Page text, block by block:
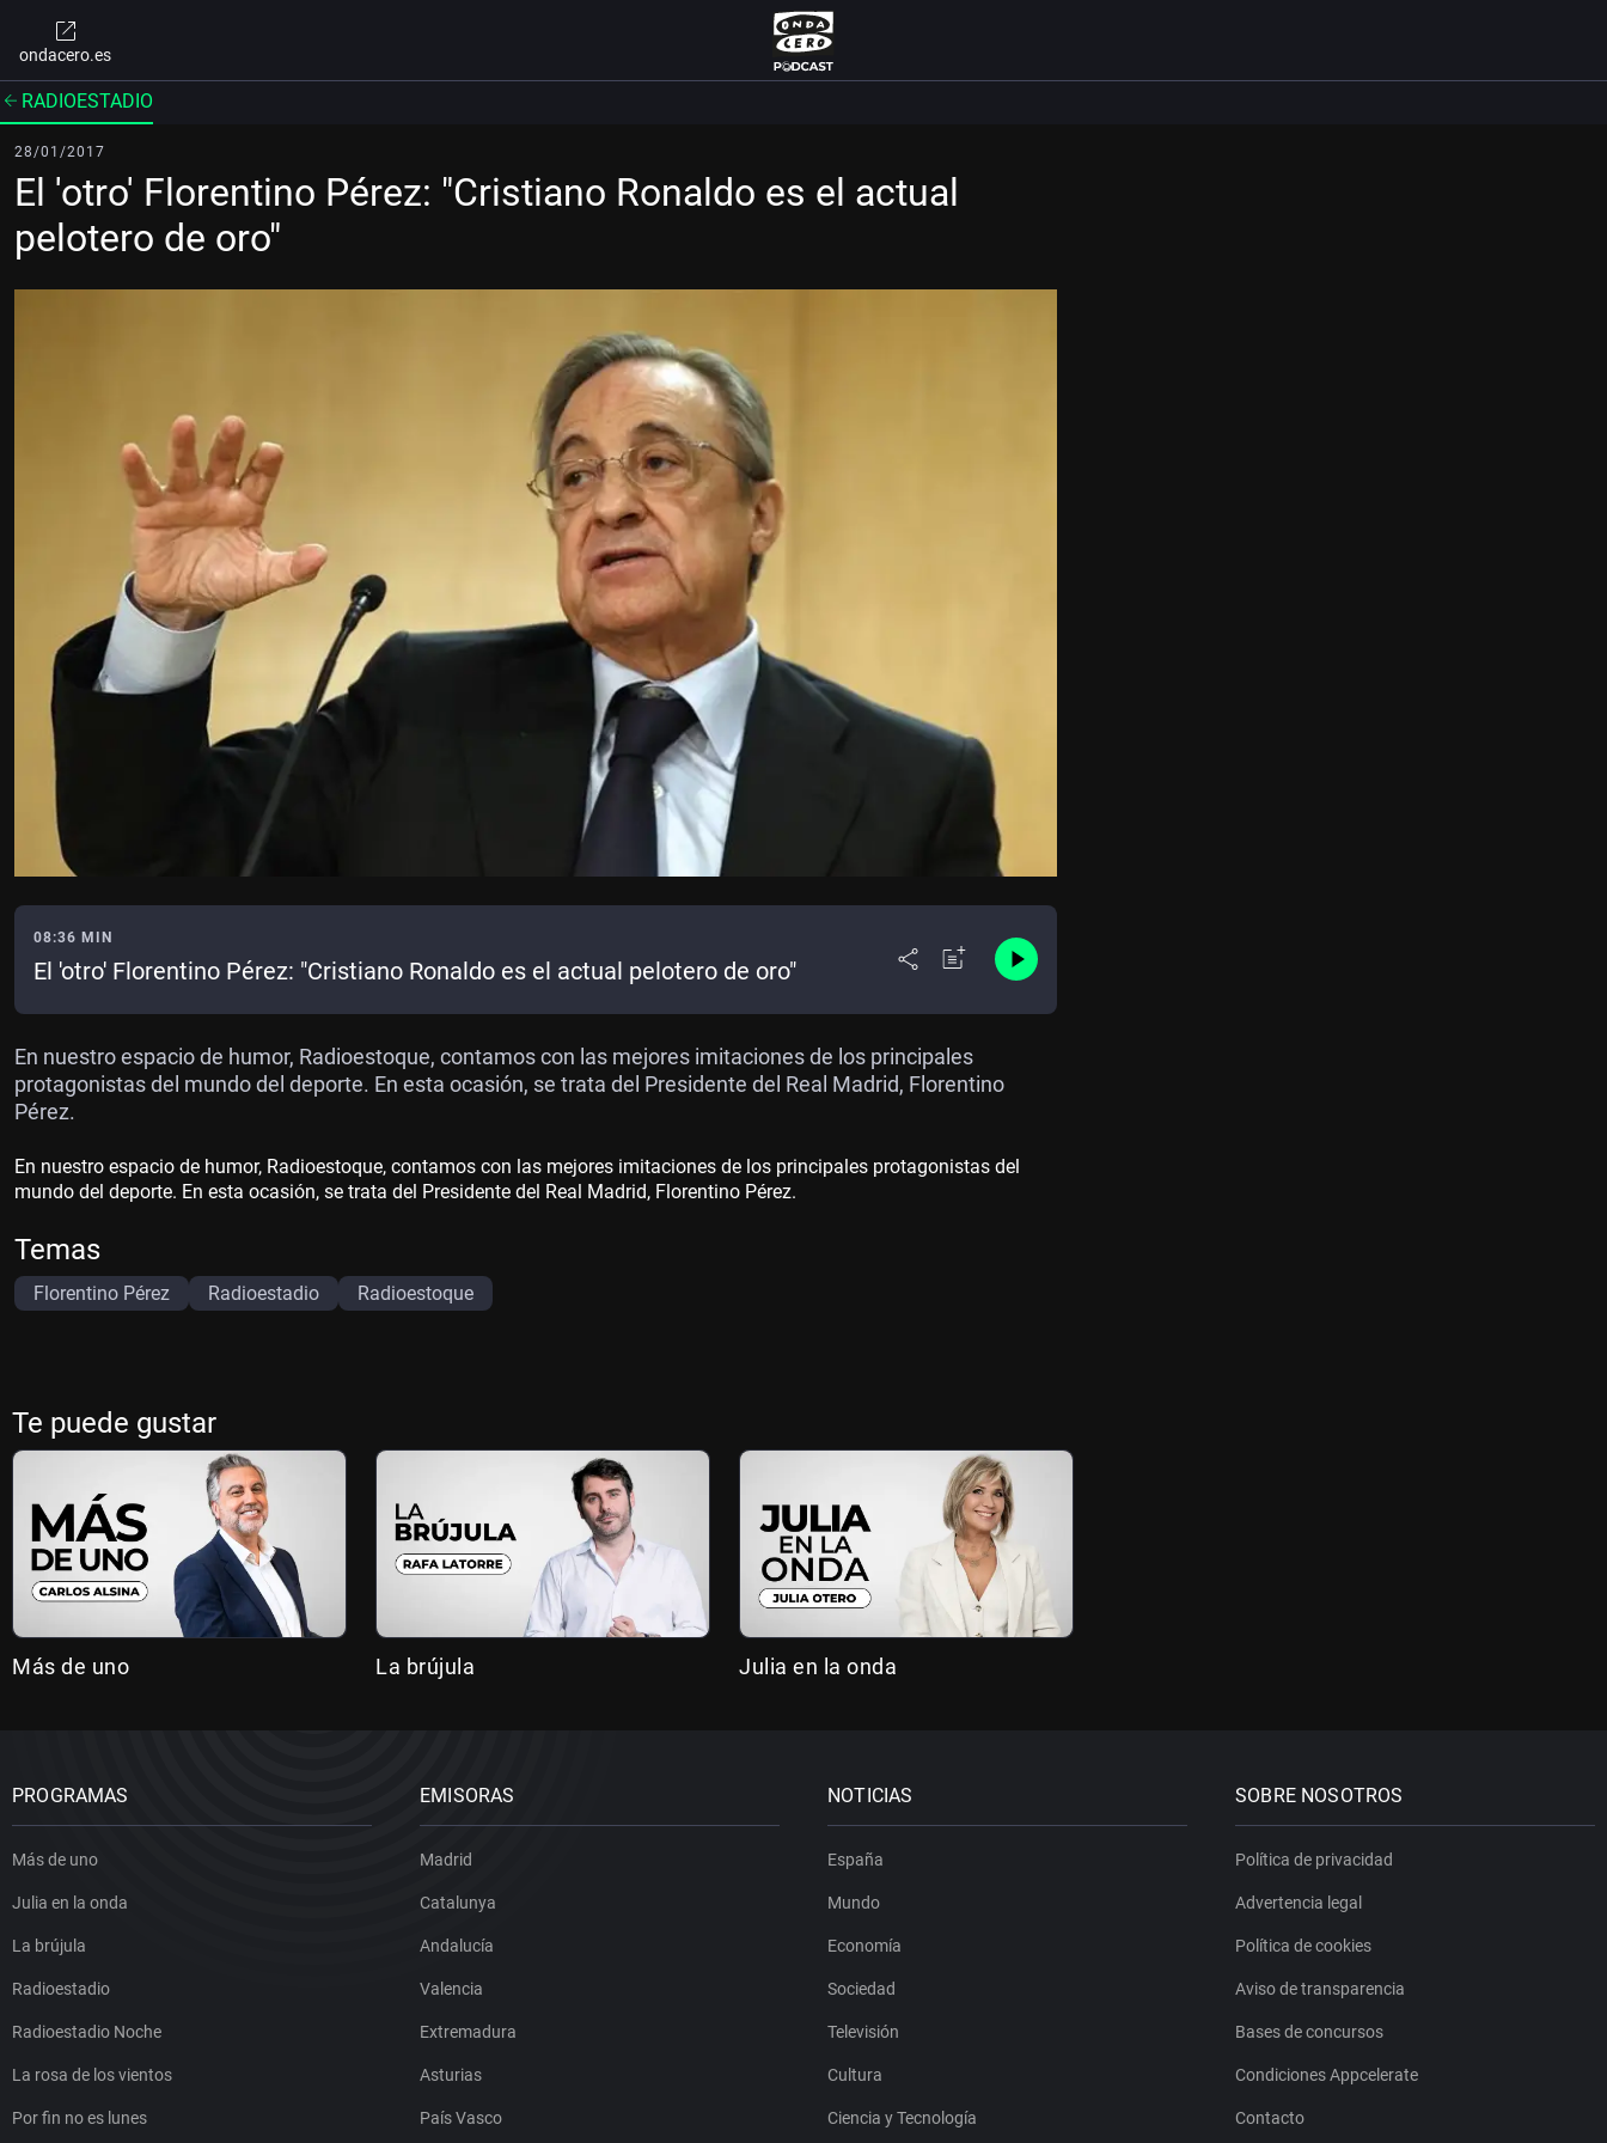
ondacero.es
RADIOESTADIO
28/01/2017
El 'otro' Florentino Pérez: "Cristiano Ronaldo es el actual
pelotero de oro"
08:36 MIN
El 'otro' Florentino Pérez: "Cristiano Ronaldo es el actual pelotero de oro"
En nuestro espacio de humor, Radioestoque, contamos con las mejores imitaciones de los principales
protagonistas del mundo del deporte. En esta ocasión, se trata del Presidente del Real Madrid, Florentino
Pérez.
En nuestro espacio de humor, Radioestoque, contamos con las mejores imitaciones de los principales protagonistas del
mundo del deporte. En esta ocasión, se trata del Presidente del Real Madrid, Florentino Pérez.
Temas
Florentino Pérez Radioestadio Radioestoque
Te puede gustar
Más de uno La brújula Julia en la onda
PROGRAMAS
Más de uno
Julia en la onda
La brújula
Radioestadio
Radioestadio Noche
La rosa de los vientos
Por fin no es lunes
EMISORAS
Madrid
Catalunya
Andalucía
Valencia
Extremadura
Asturias
País Vasco
NOTICIAS
España
Mundo
Economía
Sociedad
Televisión
Cultura
Ciencia y Tecnología
SOBRE NOSOTROS
Política de privacidad
Advertencia legal
Política de cookies
Aviso de transparencia
Bases de concursos
Condiciones Appcelerate
Contacto